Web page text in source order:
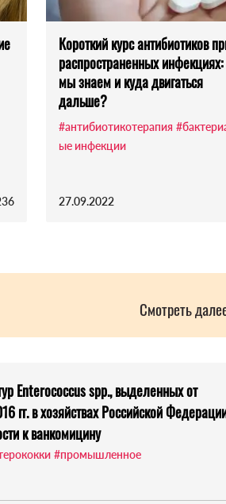
Короткий курс антибиотиков
распространенных
мы знаем и куда двигаться
дальше?
#антибиотикотерапия
ые инфекции
27.09.2022
Смотреть
Enterococcus spp., выделенных от
в хозяйствах Российской
к ванкомицину
#промышленное